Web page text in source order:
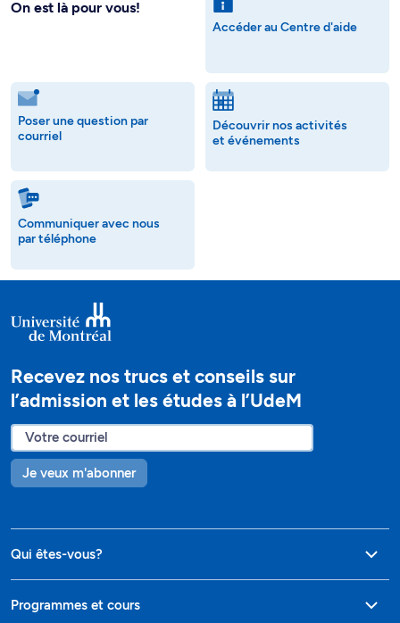
On est là pour vous!
Accéder au Centre d'aide
Poser une question par
courriel
Découvrir nos activités
et événements
Communiquer avec nous
par téléphone
Recevez nos trucs et conseils sur
l’admission et les études à l’UdeM
Je veux m'abonner
Qui êtes-vous?
Programmes et cours